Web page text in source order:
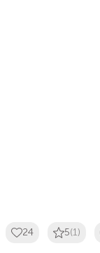
24 5(1)